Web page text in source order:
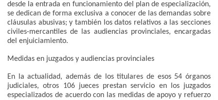
desde la entrada en funcionamiento del plan de especialización,
se dedican de forma exclusiva a conocer de las demandas sobre
cláusulas abusivas; y también los datos relativos a las secciones
civiles-mercantiles de las audiencias provinciales, encargadas
del enjuiciamiento.
Medidas en juzgados y audiencias provinciales
En la actualidad, además de los titulares de esos 54 órganos
judiciales, otros 106 jueces prestan servicio en los juzgados
especializados de acuerdo con las medidas de apoyo y refuerzo